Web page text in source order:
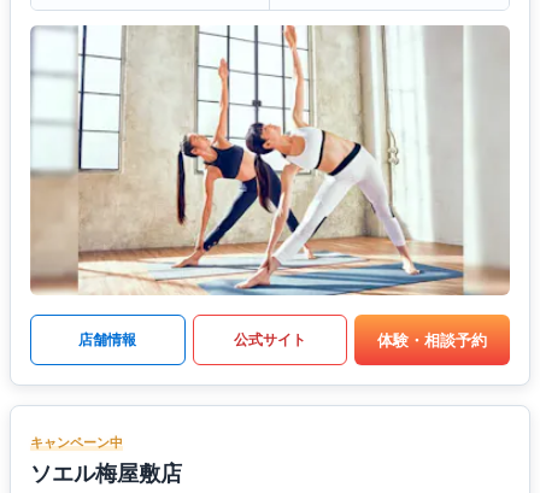
店舗情報 公式サイト 体験・相談予約
キャンペーン中
ソエル梅屋敷店